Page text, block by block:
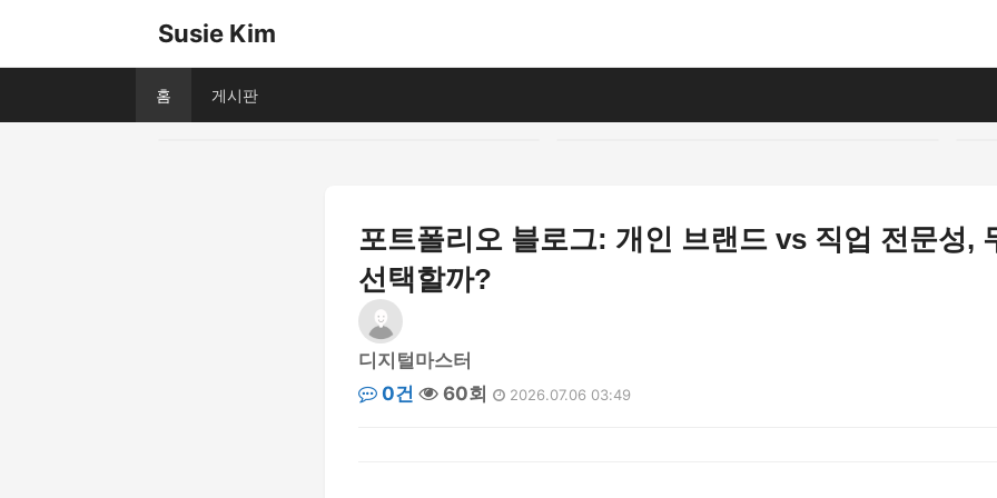
Susie Kim
홈 게시판
포트폴리오 블로그: 개인 브랜드 vs 직업 전문성,
선택할까?
디지털마스터
0건
60회 2026.07.06 03:49